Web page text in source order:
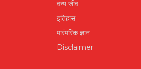
वन्य जीव
इतिहास
पारंपरिक ज्ञान
Disclaimer